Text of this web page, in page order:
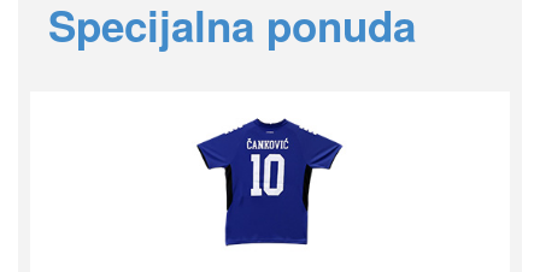
Specijalna ponuda
Previous